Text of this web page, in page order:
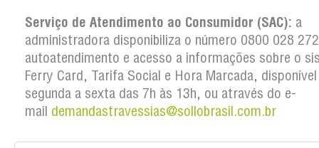
Serviço de Atendimento ao Consumidor (SAC): a
administradora disponibiliza o número 0800 028
autoatendimento e acesso a informações sobre o
Ferry Card, Tarifa Social e Hora Marcada,
segunda a sexta das 7h às 13h, ou através do e-
mail demandastravessias@sollobrasil.com.br